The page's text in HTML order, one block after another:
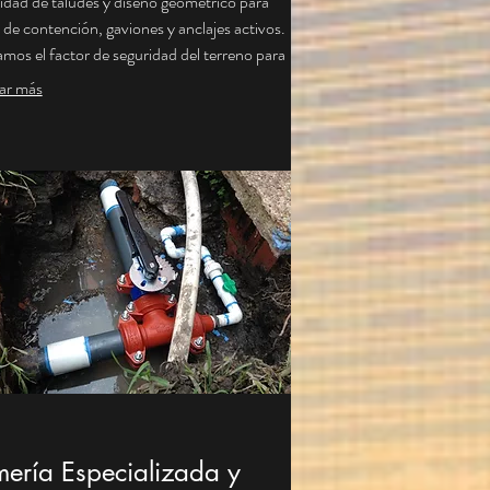
contención, gaviones y anclajes activos.
el factor de seguridad del terreno para
de deslizamientos en vías,
a largo plazo.
más
Especializada y